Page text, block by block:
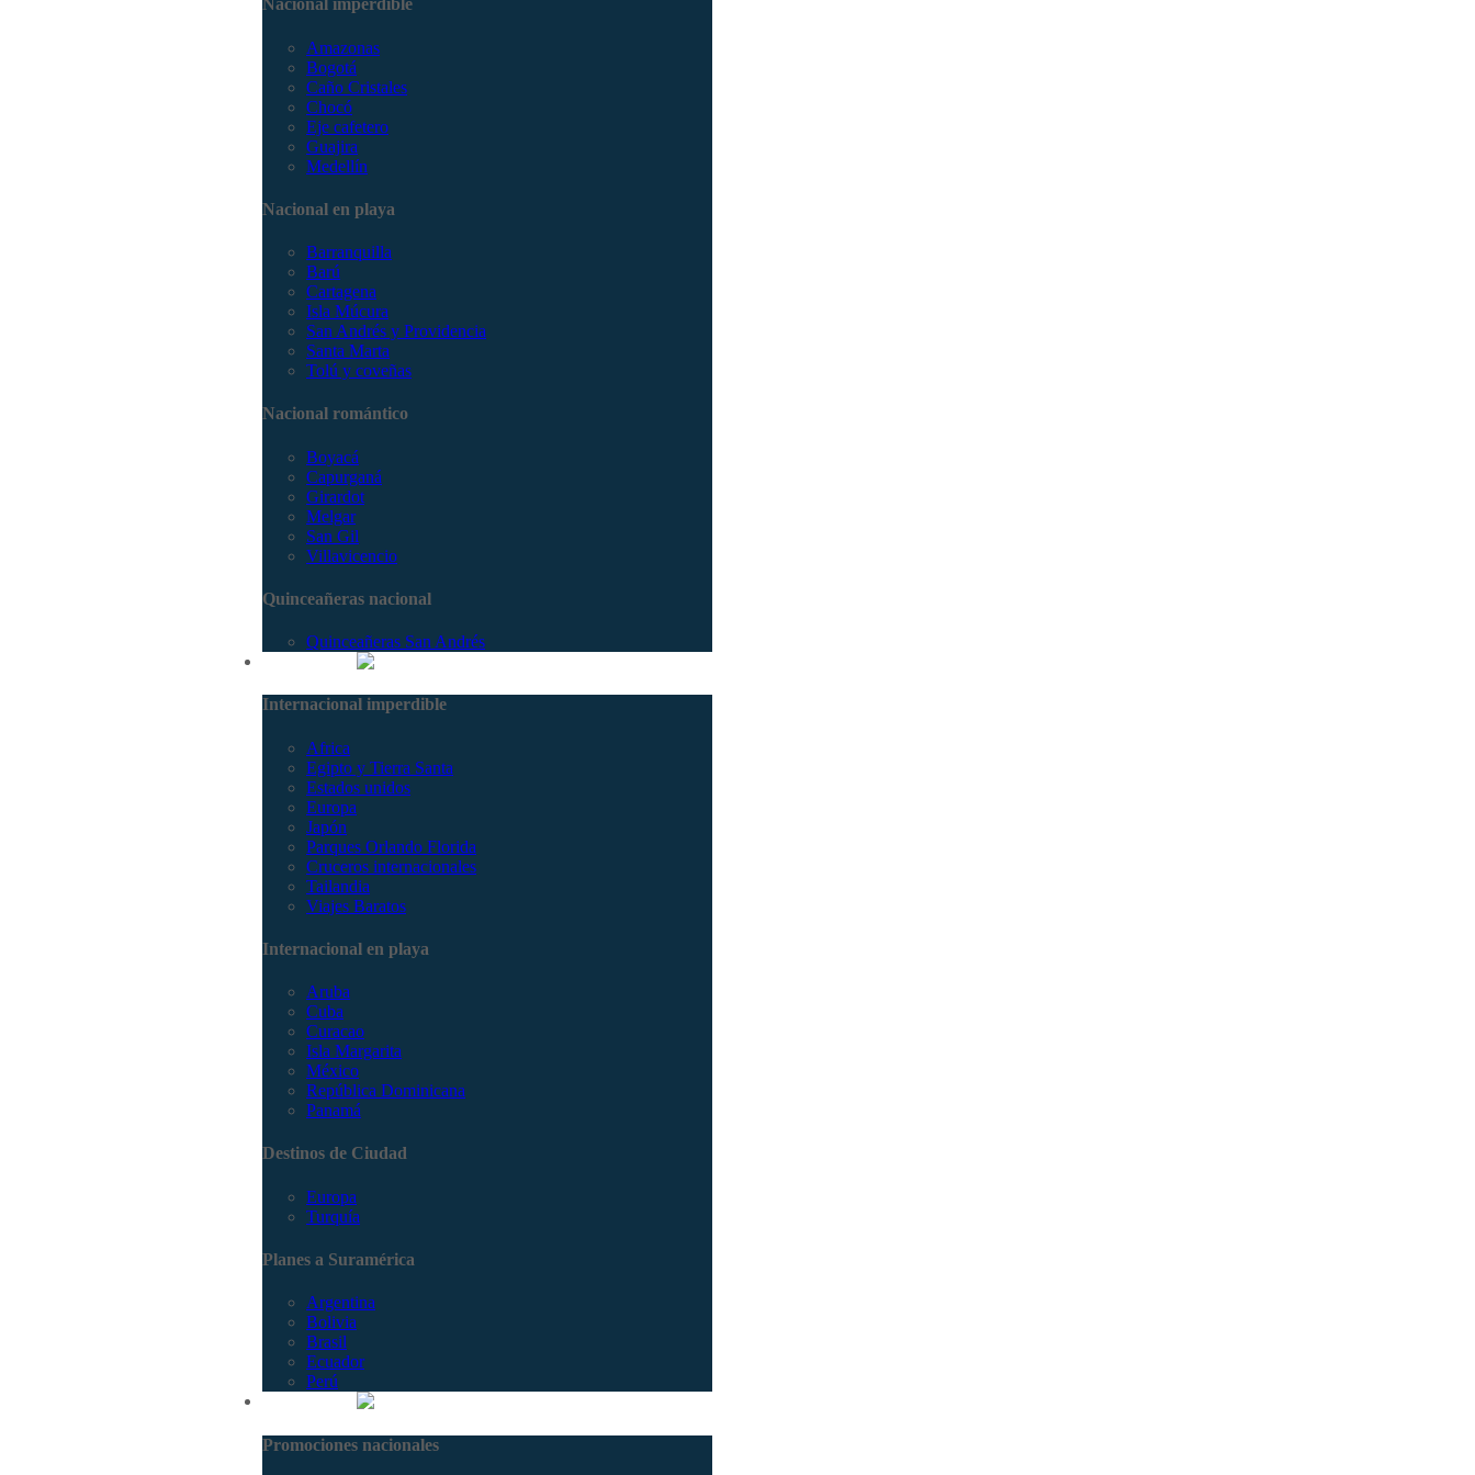
Nacional imperdible
Amazonas
Bogotá
Caño Cristales
Chocó
Eje cafetero
Guajira
Medellín
Nacional en playa
Barranquilla
Barú
Cartagena
Isla Múcura
San Andrés y Providencia
Santa Marta
Tolú y coveñas
Nacional romántico
Boyacá
Capurganá
Girardot
Melgar
San Gil
Villavicencio
Quinceañeras nacional
Quinceañeras San Andrés
Internacional imperdible
Africa
Egipto y Tierra Santa
Estados unidos
Europa
Japón
Parques Orlando Florida
Cruceros internacionales
Tailandia
Viajes Baratos
Internacional en playa
Aruba
Cuba
Curacao
Isla Margarita
México
República Dominicana
Panamá
Destinos de Ciudad
Europa
Turquía
Planes a Suramérica
Argentina
Bolivia
Brasil
Ecuador
Perú
Promociones nacionales